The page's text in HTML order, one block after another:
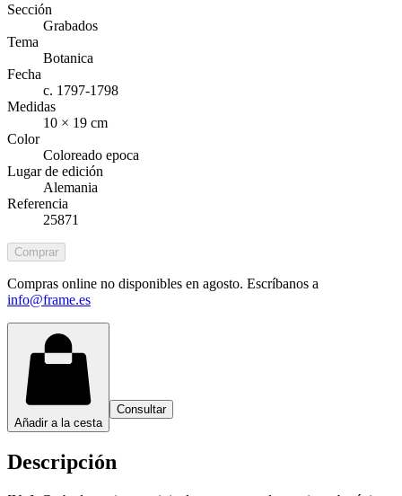
Sección
Grabados
Tema
Botanica
Fecha
c. 1797-1798
Medidas
10 × 19 cm
Color
Coloreado epoca
Lugar de edición
Alemania
Referencia
25871
Comprar
Compras online no disponibles en agosto. Escríbanos a
info@frame.es
Añadir a la cesta
Consultar
Descripción